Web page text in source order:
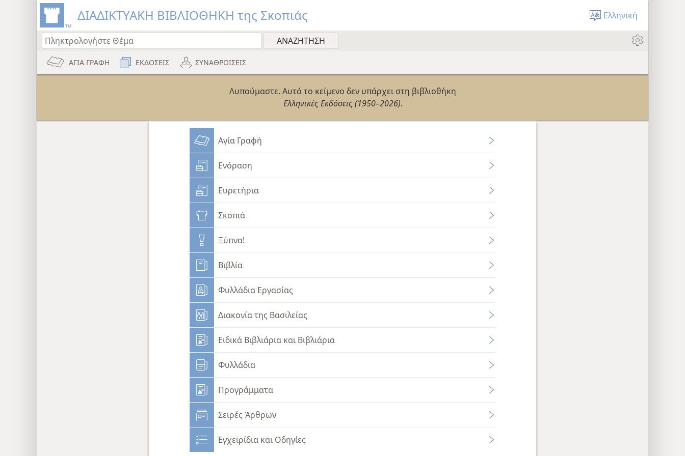
ΔΙΑΔΙΚΤΥΑΚΗ ΒΙΒΛΙΟΘΗΚΗ της Σκοπιάς Ελληνική
ΑΓΙΑ ΓΡΑΦΗ ΕΚΔΟΣΕΙΣ ΣΥΝΑΘΡΟΙΣΕΙΣ
Ελληνικές Εκδόσεις (1950–2026).
Αγία Γραφή
Ενόραση
Ευρετήρια
Σκοπιά
Ξύπνα!
Βιβλία
Φυλλάδια Εργασίας
Διακονία της Βασιλείας
Ειδικά Βιβλιάρια και Βιβλιάρια
Φυλλάδια
Προγράμματα
Σειρές Άρθρων
Εγχειρίδια και Οδηγίες